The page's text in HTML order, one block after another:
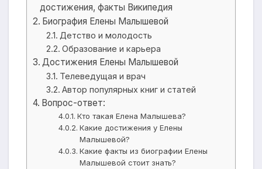
достижения, факты Википедия
Биография Елены Малышевой
Детство и молодость
Образование и карьера
Достижения Елены Малышевой
Телеведущая и врач
Автор популярных книг и статей
Вопрос-ответ:
Кто такая Елена Малышева?
Какие достижения у Елены
Малышевой?
Какие факты из биографии Елены
Малышевой стоит знать?